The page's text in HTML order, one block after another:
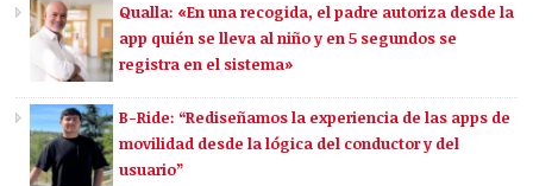
Qualla: «En una recogida, el padre autoriza desde la
app quién se lleva al niño y en 5 segundos se
registra en el sistema»
B-Ride: “Rediseñamos la experiencia de las apps de
movilidad desde la lógica del conductor y del
usuario”